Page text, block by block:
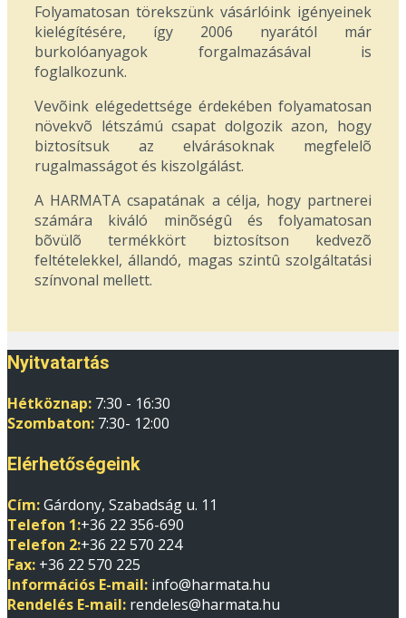
Folyamatosan törekszünk vásárlóink igényeinek
kielégítésére, így 2006 nyarától már
burkolóanyagok forgalmazásával is
foglalkozunk.
Vevõink elégedettsége érdekében folyamatosan
növekvõ létszámú csapat dolgozik azon, hogy
biztosítsuk az elvárásoknak megfelelõ
rugalmasságot és kiszolgálást.
A HARMATA csapatának a célja, hogy partnerei
számára kiváló minõségû és folyamatosan
bõvülõ termékkört biztosítson kedvezõ
feltételekkel, állandó, magas szintû szolgáltatási
színvonal mellett.
Nyitvatartás
Hétköznap: 7:30 - 16:30
Szombaton: 7:30- 12:00
Elérhetőségeink
Cím:Gárdony, Szabadság u. 11
Telefon 1:+36 22 356-690
Telefon 2:+36 22 570 224
Fax: +36 22 570 225
Információs E-mail: info@harmata.hu
Rendelés E-mail: rendeles@harmata.hu